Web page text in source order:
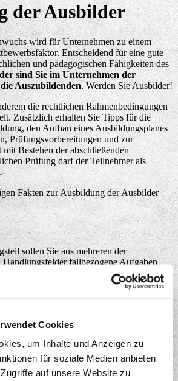
Cookies
um Inhalte und Anzeigen zu
für soziale Medien anbieten
auf unsere Website zu
der Ausbilder
wird für Unternehmen zu einem
Entscheidend für eine gute
und pädagogischen Fähigkeiten des
sind Sie im Unternehmen der
Auszubildenden. Werden Sie Ausbilder!
die rechtlichen Rahmenbedingungen
Zusätzlich erhalten Sie Tipps für die
den Aufbau eines Ausbildungsplanes
Prüfungsvorbereitungen und zur
Bestehen der abschließenden
Prüfung darf der Teilnehmer als
Fakten zur Ausbildung der Ausbilder
sollen Sie aus mehreren der
Handlungsfelder fallbezogene Aufgaben
bestehen aus Multiple-Choice-